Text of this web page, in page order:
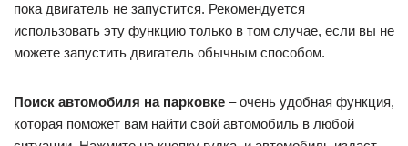
пока двигатель не запустится. Рекомендуется
использовать эту функцию только в том случае, если вы не
можете запустить двигатель обычным способом.
Поиск автомобиля на парковке – очень удобная функция,
которая поможет вам найти свой автомобиль в любой